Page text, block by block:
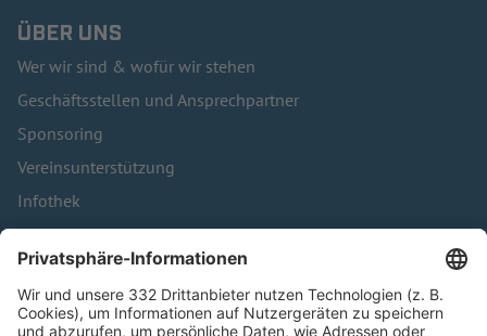
ÜBER UNS
Wer wir sind & wofür wir stehen
Geschäftsstellen und Ansprechpartner
Sponsoring
Vereinsunterstützung
Infothek
Kontakt
HÄUFIG BESUCHTE SEITEN